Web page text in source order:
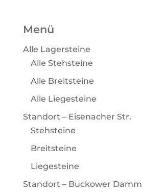
Menü
Alle Lagersteine
Alle Stehsteine
Alle Breitsteine
Alle Liegesteine
Standort – Eisenacher Str.
Stehsteine
Breitsteine
Liegesteine
Standort – Buckower Damm